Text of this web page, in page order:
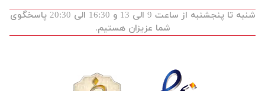
شنبه تا پنجشنبه از ساعت 9 الی 13 و 16:30 الی 20:30 پاسخگوی
شما عزیزان هستیم.